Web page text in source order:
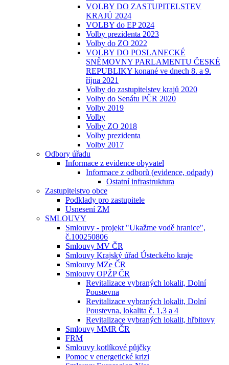
VOLBY DO ZASTUPITELSTEV
KRAJŮ 2024
VOLBY do EP 2024
Volby prezidenta 2023
Volby do ZO 2022
VOLBY DO POSLANECKÉ
SNĚMOVNY PARLAMENTU ČESKÉ
REPUBLIKY konané ve dnech 8. a 9.
října 2021
Volby do zastupitelstev krajů 2020
Volby do Senátu PČR 2020
Volby 2019
Volby
Volby ZO 2018
Volby prezidenta
Volby 2017
Odbory úřadu
Informace z evidence obyvatel
Informace z odborů (evidence, odpady)
Ostatní infrastruktura
Zastupitelstvo obce
Podklady pro zastupitele
Usnesení ZM
SMLOUVY
Smlouvy - projekt "Ukažme vodě hranice",
č.100250806
Smlouvy MV ČR
Smlouvy Krajský úřad Ústeckého kraje
Smlouvy MZe ČR
Smlouvy OPŽP ČR
Revitalizace vybraných lokalit, Dolní
Poustevna
Revitalizace vybraných lokalit, Dolní
Poustevna, lokalita č. 1,3 a 4
Revitalizace vybraných lokalit, hřbitovy
Smlouvy MMR ČR
FRM
Smlouvy kotlíkové půjčky
Pomoc v energetické krizi